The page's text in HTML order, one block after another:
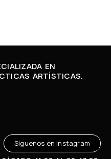
EN
ARTÍSTICAS.
Síguenos en instagram